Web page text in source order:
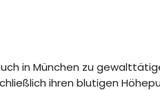
in München zu
ihren blutigen